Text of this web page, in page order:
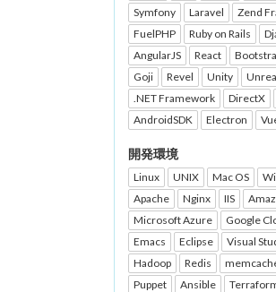
Symfony
Laravel Zend
FuelPHP
Ruby on Rails
AngularJS
React
Goji
Revel Unity
.NET Framework
DirectX
AndroidSDK
Electron
開発環境
Linux UNIX Mac OS
Apache
Nginx IIS
Microsoft Azure
Google
Emacs
Eclipse Visual
Hadoop
Redis
Puppet
Ansible